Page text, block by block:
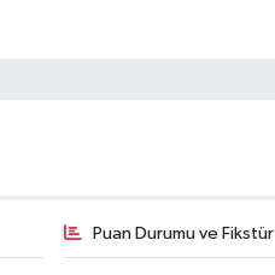
Puan Durumu ve Fikstür